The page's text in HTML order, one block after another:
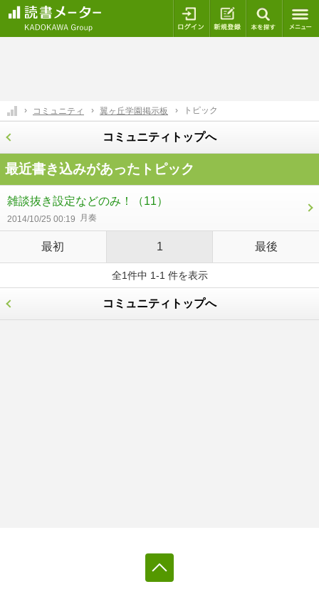
ログイン 新規登録
コミュニティ 翼ヶ丘学園掲示板 トピック
コミュニティトップへ
最近書き込みがあったトピック
雑談抜き設定などのみ！ （11）
2014/10/25 00:19 月奏
最初 1 最後
全1件中 1-1 件を表示
コミュニティトップへ